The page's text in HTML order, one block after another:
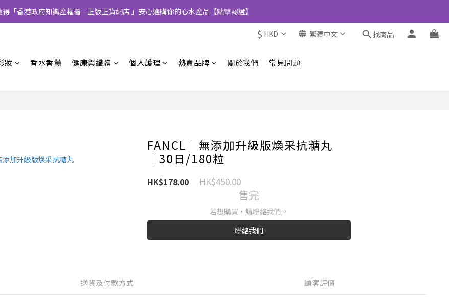
「香港政府知識產權署 - 正版正貨網店 」安心選購你的心水產品【點撃認證】
$ HKD 繁體中文 找商品
妝 香水香薰 健康與纖體 個人護理 熱賣品牌 關於我們 常見問題
FANCL│無添加升級版煥采抗糖丸
│30日/180粒
HK$178.00 HK$450.00
售完
若想購買，請聯絡我們。
聯絡我們
送貨及付款方式 顧客評價